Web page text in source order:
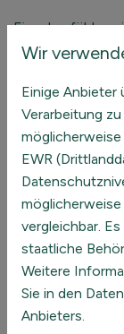
Einzelne fühlen
abgehängt,
Sorgen Sie in
impliziten,
TIPP 3 –
‚CROSS-
MÖGLICH
Die
nacheinander
ein
eines
erfolgreich,
Wir
Einige Anbieter
Verarbeitung
möglicherweise
EWR
vergleichbar.
staatliche
Weitere
Sie in den
Anbieters.